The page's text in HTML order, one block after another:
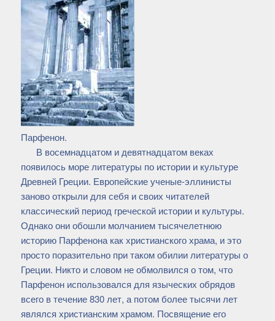
Парфенон.
В восемнадцатом и девятнадцатом веках
появилось море литературы по истории и культуре
Древней Греции. Европейские ученые-эллинисты
заново открыли для себя и своих читателей
классический период греческой истории и культуры.
Однако они обошли молчанием тысячелетнюю
историю Парфенона как христианского храма, и это
просто поразительно при таком обилии литературы о
Греции. Никто и словом не обмолвился о том, что
Парфенон использовался для языческих обрядов
всего в течение 830 лет, а потом более тысячи лет
являлся христианским храмом. Посвящение его